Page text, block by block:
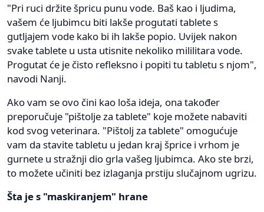
"Pri ruci držite špricu punu vode. Baš kao i ljudima,
vašem će ljubimcu biti lakše progutati tablete s
gutljajem vode kako bi ih lakše popio. Uvijek nakon
svake tablete u usta utisnite nekoliko mililitara vode.
Progutat će je čisto refleksno i popiti tu tabletu s njom",
navodi Nanji.
Ako vam se ovo čini kao loša ideja, ona također
preporučuje "pištolje za tablete" koje možete nabaviti
kod svog veterinara. "Pištolj za tablete" omogućuje
vam da stavite tabletu u jedan kraj šprice i vrhom je
gurnete u stražnji dio grla vašeg ljubimca. Ako ste brzi,
to možete učiniti bez izlaganja prstiju slučajnom ugrizu.
Šta je s "maskiranjem" hrane